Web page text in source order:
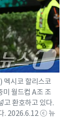
멕시코 할리스코
미 월드컵 A조 조
고 환호하고 있다.
. 2026.6.12 ⓒ 뉴